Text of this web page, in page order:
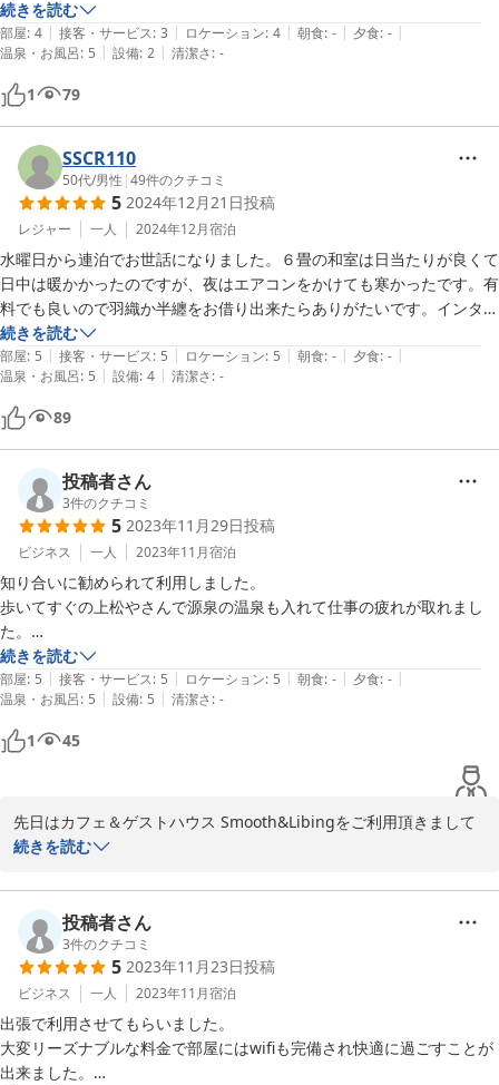
改善されたのかは不明ですが、エアコンは新しいもので非常によく効い
ており(温泉で利用したタオルも乾いたのでこれも枚数は不要でした)、
結果的に余計な荷物を増やしてしまいました。3人分の布団があるの
で、2名以下なら羽毛のフカフカ布団を2枚使えるでしょう。
部屋は二階でトイレが一階にあるので、足腰痛めている方や強度の近眼
の方は、夜中に慌ててトイレに行く場合に注意した方が良いです。この
辺は旅館や民宿とは違って一軒家と同じです。欲をいうと、部屋に一個
鏡が欲しかったです。
旅館の温泉は好きな時に利用できますが、ここの宿泊者は時間が決まっ
ていて、午前は7:00〜10:00、午後は15:00〜21:00です。旅館で夕食が
提供される18:00〜20:30くらいが人が少なく空いていてオススメで
す。当方、膝の違和感や経度の痛みが慢性化しており、膝回りの筋を柔
らかくするのに湯治レベルで利用させていただきましたが、お陰さまで
膝が回復しました。
寺社参拝目的の宿泊でしたが、北向観音、その本坊の常楽寺、別所神
社、安楽寺と参拝し、少し離れたところにある前山寺、塩野神社、中禅
寺等を参拝するのに非常に便利でした。
食べ物は持ち込み、別所温泉駅前での惣菜購入、日の出食堂の利用とい
う形で素泊まりでも問題なく過ごせました。日の出食堂は木曜が定休日
でやっているのが11:00〜14:00の昼のみです。駅前は水曜が定休日で
す。上田での食糧買い込みなり、日の出食堂以外の食事どころの利用が
必要となります。
続きを読む
部屋: 4 | 接客・サービス: 3 | ロケーション: 4 | 朝食: - | 夕食: - |
温泉・お風呂: 5 | 設備: 2 | 清潔さ: -
1 79
SSCR110
50代/男性 |49件のクチコミ
5 2024年12月21日投稿
レジャー 一人 2024年12月宿泊
水曜日から連泊でお世話になりました。６畳の和室は日当たりが良くて
日中は暖かかったのですが、夜はエアコンをかけても寒かったです。有
料でも良いので羽織か半纏をお借り出来たらありがたいです。インター
ネットはWi-Fiがあり、速度は50〜100Mbpsでした。部屋にテレビはあ
りませんがWi-Fi経由で動画が見られるので問題ありません。風呂は上
松屋さんの大浴場にお邪魔しました。硫黄の香りがする良いお湯でし
た。飲泉できるので、鮮度の良いお湯なのでしょう。夕食は別所温泉駅
の駅前にあるスーパーで購入する予定でしたが、水曜日が定休で、あわ
や夕食難民になるところでした。水曜日に宿泊を予定されている方は上
田市内で食料を調達してから宿に行ったほうが良いです。また水曜日に
泊まると翌日の木曜日が日野出食堂さんの定休日に当たります。日野出
食堂さんは次回の楽しみにとっておきたいと思います。
続きを読む
部屋: 5 | 接客・サービス: 5 | ロケーション: 5 | 朝食: - | 夕食: - |
温泉・お風呂: 5 | 設備: 4 | 清潔さ: -
89
投稿者さん
3件のクチコミ
5 2023年11月29日投稿
ビジネス 一人 2023年11月宿泊
知り合いに勧められて利用しました。
歩いてすぐの上松やさんで源泉の温泉も入れて仕事の疲れが取れまし
た。
北向観音や安楽寺など観光も近くて便利でしたし、田舎の実家に帰って
きたようなのんびりとした時間を過ごすことが出来ました。
とにかく安く泊まれてよかったです。また利用したいと思います。
ありがとうございました。
続きを読む
部屋: 5 | 接客・サービス: 5 | ロケーション: 5 | 朝食: - | 夕食: - |
温泉・お風呂: 5 | 設備: 5 | 清潔さ: -
1 45
先日はカフェ＆ゲストハウス Smooth&Libingをご利用頂きまして
誠に有難うございます。
おり観光資源も豊富です。
自然も多く、ゆったりとした時間が流れる温泉街です。
共同浴場として3か所の外湯もございます。
別所温泉の散策や、別の観光地に行く立ち寄りでもまたご利用頂け
れば嬉しい限りでございます。
またのお越しをスタッフ一同心よりお待ち申し上げております。
2023-12-02
続きを読む
投稿者さん
3件のクチコミ
5 2023年11月23日投稿
ビジネス 一人 2023年11月宿泊
出張で利用させてもらいました。
大変リーズナブルな料金で部屋にはwifiも完備され快適に過ごすことが
出来ました。